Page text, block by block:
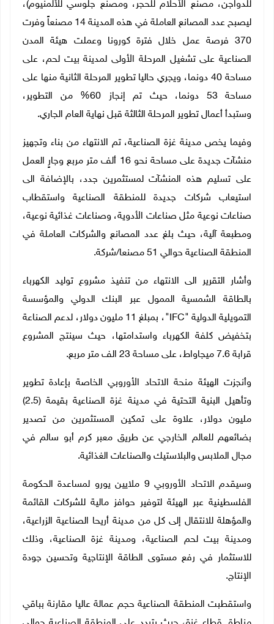
للدواجن، مصنع الأحلام للحجر، ومصنع جلوسي للألمنيوم)،
ليصبح عدد المصانع العاملة في هذه المدينة 14 مصنعاً وفرت
370 فرصة عمل خلال فترة كورونا وعملت هيئة المدن
الصناعية على تشغيل المرحلة الأولى لمدينة بيت لحم، على
مساحة 40 دونما، ويجري حاليا تطوير المرحلة الثانية منها على
مساحة 53 دونما، حيث تم إنجاز 60% من التطوير،
وستبدأ أعمال تطوير المرحلة الثالثة قبل نهاية العام الجاري.
وفيما يخص مدينة غزة الصناعية، تم الانتهاء من بناء وتجهيز
منشآت جديدة على مساحة نحو 16 ألف متر مربع وجارٍ العمل
على تسليم هذه المنشآت لمستثمرين جدد، بالإضافة الى
استيعاب شركات جديدة للمنطقة الصناعية واستقطاب
صناعات نوعية مثل صناعات الأدوية، وصناعات غذائية نوعية،
ومطبعة آلية، حيث بلغ عدد المصانع والشركات العاملة في
المنطقة الصناعية حوالي 51 مصنعا/شركة.
وأشار التقرير الى الانتهاء من تنفيذ مشروع توليد الكهرباء
بالطاقة الشمسية الممول عبر البنك الدولي والمؤسسة
التمويلية الدولية "IFC"، بمبلغ 11 مليون دولار، لدعم الصناعة
بتخفيض كلفة الكهرباء واستدامتها، حيث سينتج المشروع
قرابة 7.6 ميجاواط، على مساحة 23 الف متر مربع.
وأنجزت الهيئة منحة الاتحاد الأوروبي الخاصة بإعادة تطوير
وتأهيل البنية التحتية في مدينة غزة الصناعية بقيمة (2.5)
مليون دولار، علاوة على تمكين المستثمرين من تصدير
بضائعهم للعالم الخارجي عن طريق معبر كرم أبو سالم في
مجال الملابس والبلاستيك والصناعات الغذائية.
وسيقدم الاتحاد الأوروبي 9 ملايين يورو لمساعدة الحكومة
الفلسطينية عبر الهيئة لتوفير حوافز مالية للشركات القائمة
والمؤهلة للانتقال إلى كل من مدينة أريحا الصناعية الزراعية،
ومدينة بيت لحم الصناعية، ومدينة غزة الصناعية، وذلك
للاستثمار في رفع مستوى الطاقة الإنتاجية وتحسين جودة
الإنتاج.
واستقطبت المنطقة الصناعية حجم عمالة عاليا مقارنة بباقي